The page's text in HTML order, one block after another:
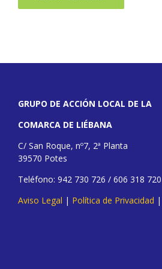
GRUPO DE ACCIÓN LOCAL DE LA
COMARCA DE LIÉBANA
C/ San Roque, nº7, 2ª Planta
39570 Potes
Teléfono: 942 730 726 / 606 318 720
Aviso Legal | Política de Privacidad |